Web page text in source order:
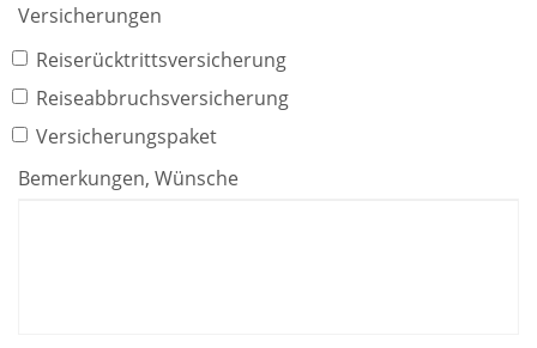
Versicherungen
Reiserücktrittsversicherung
Reiseabbruchsversicherung
Versicherungspaket
Bemerkungen, Wünsche